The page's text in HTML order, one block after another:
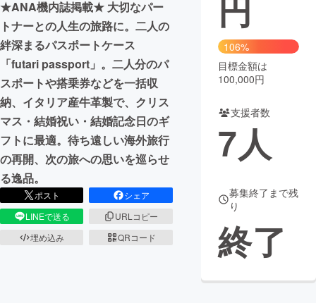
CAMPFIRE for Social Good
CAMPFIRE Creation
CAMPFIREふるさと納税machi-ya コミュニティ
★ANA機内誌掲載★ 大切なパー
トナーとの人生の旅路に。二人の
絆深まるパスポートケース
「futari passport」。二人分のパ
スポートや搭乗券などを一括収
納、イタリア産牛革製で、クリス
マス・結婚祝い・結婚記念日のギ
フトに最適。待ち遠しい海外旅行
の再開、次の旅への思いを巡らせ
る逸品。
ポスト
シェア
LINEで送る
URLコピー
埋め込み
QRコード
円
106%
目標金額は
100,000円
支援者数
7人
募集終了まで残
り
終了